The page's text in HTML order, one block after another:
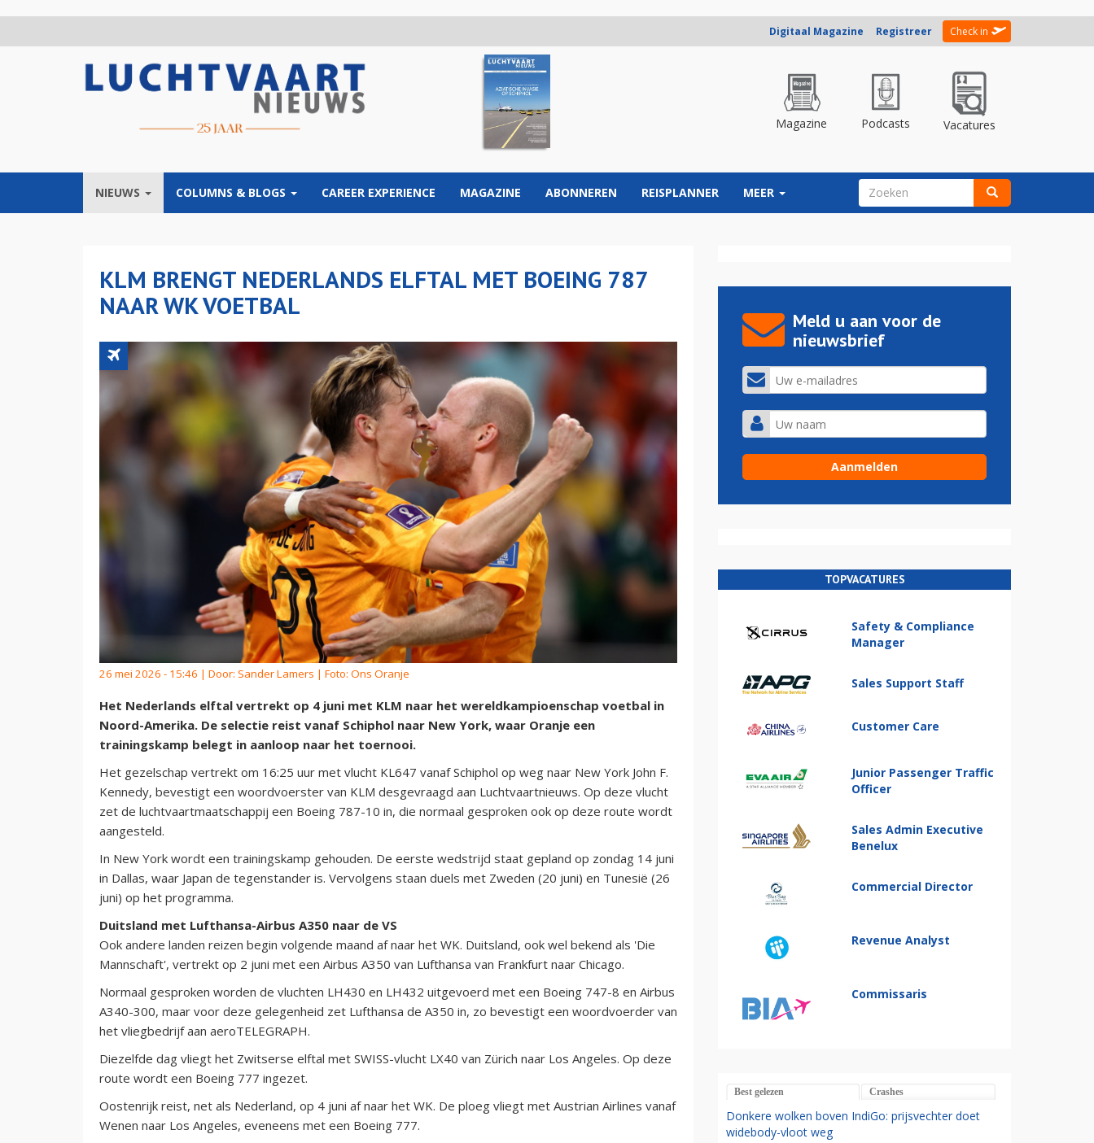
Digitaal Magazine Registreer Check in
Magazine Podcasts Vacatures
NIEUWS COLUMNS & BLOGS CAREER EXPERIENCE MAGAZINE ABONNEREN REISPLANNER MEER ZOEKVELD
KLM BRENGT NEDERLANDS ELFTAL MET BOEING 787
NAAR WK VOETBAL
26 mei 2026 - 15:46 | Door: Sander Lamers | Foto: Ons Oranje
Het Nederlands elftal vertrekt op 4 juni met KLM naar het wereldkampioenschap voetbal in
Noord-Amerika. De selectie reist vanaf Schiphol naar New York, waar Oranje een
trainingskamp belegt in aanloop naar het toernooi.
Het gezelschap vertrekt om 16:25 uur met vlucht KL647 vanaf Schiphol op weg naar New York John F.
Kennedy, bevestigt een woordvoerster van KLM desgevraagd aan Luchtvaartnieuws. Op deze vlucht
zet de luchtvaartmaatschappij een Boeing 787-10 in, die normaal gesproken ook op deze route wordt
aangesteld.
In New York wordt een trainingskamp gehouden. De eerste wedstrijd staat gepland op zondag 14 juni
in Dallas, waar Japan de tegenstander is. Vervolgens staan duels met Zweden (20 juni) en Tunesië (26
juni) op het programma.
Duitsland met Lufthansa-Airbus A350 naar de VS
Ook andere landen reizen begin volgende maand af naar het WK. Duitsland, ook wel bekend als 'Die
Mannschaft', vertrekt op 2 juni met een Airbus A350 van Lufthansa van Frankfurt naar Chicago.
Normaal gesproken worden de vluchten LH430 en LH432 uitgevoerd met een Boeing 747-8 en Airbus
A340-300, maar voor deze gelegenheid zet Lufthansa de A350 in, zo bevestigt een woordvoerder van
het vliegbedrijf aan aeroTELEGRAPH.
Diezelfde dag vliegt het Zwitserse elftal met SWISS-vlucht LX40 van Zürich naar Los Angeles. Op deze
route wordt een Boeing 777 ingezet.
Oostenrijk reist, net als Nederland, op 4 juni af naar het WK. De ploeg vliegt met Austrian Airlines vanaf
Wenen naar Los Angeles, eveneens met een Boeing 777.
Meld u aan voor de
nieuwsbrief
TOPVACATURES
Safety & Compliance
Manager
Sales Support Staff
Customer Care
Junior Passenger Traffic
Officer
Sales Admin Executive
Benelux
Commercial Director
Revenue Analyst
Commissaris
Best gelezen Crashes
Donkere wolken boven IndiGo: prijsvechter doet
widebody-vloot weg